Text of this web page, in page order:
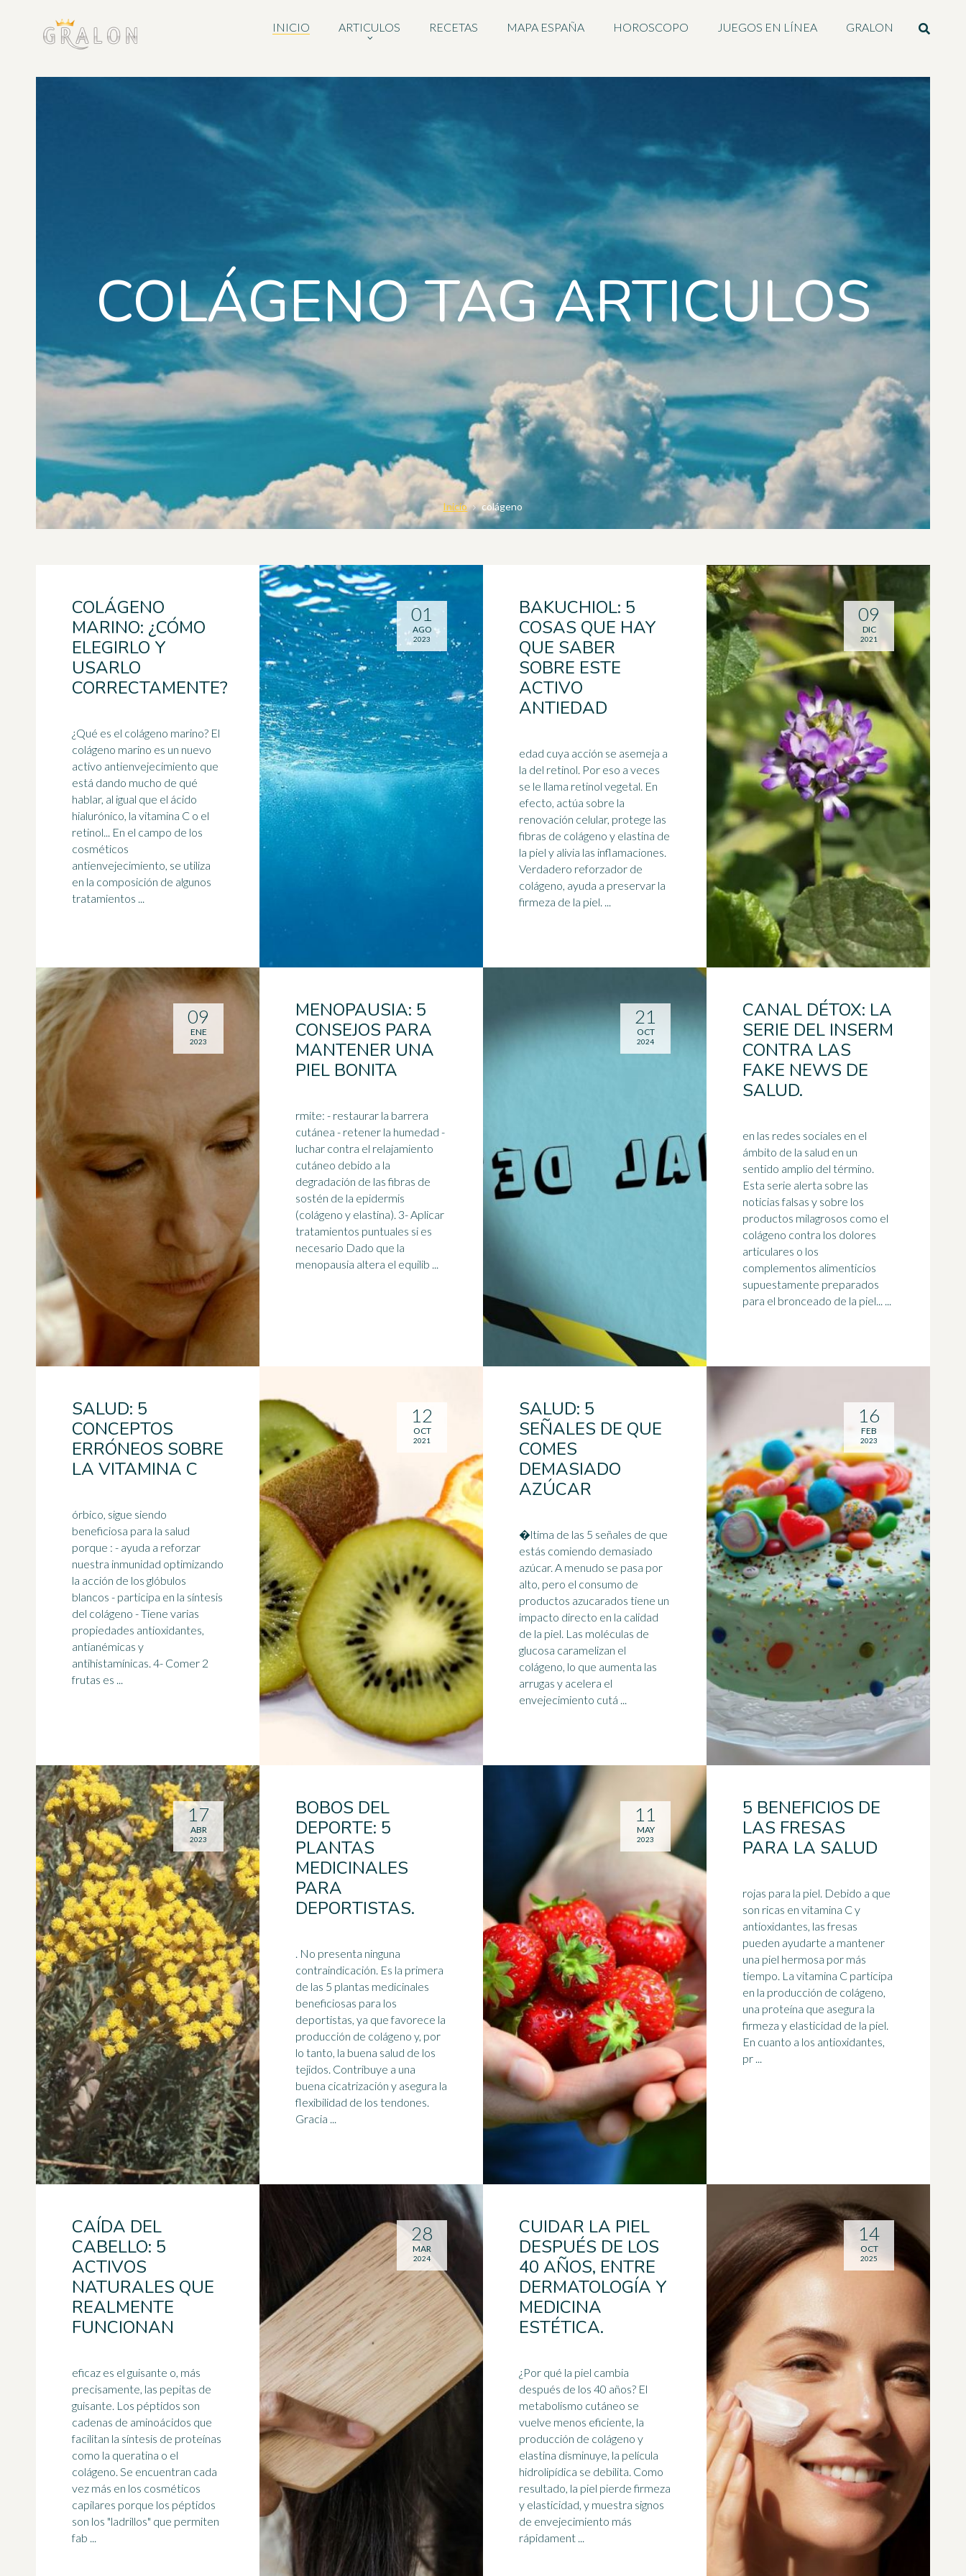
INICIO ARTICULOS RECETAS MAPA ESPAÑA HOROSCOPO JUEGOS EN LÍNEA GRALON
COLÁGENO TAG ARTICULOS
Inicio colágeno
COLÁGENO
MARINO: ¿CÓMO
ELEGIRLO Y
USARLO
CORRECTAMENTE?
¿Qué es el colágeno marino? El
colágeno marino es un nuevo
activo antienvejecimiento que
está dando mucho de qué
hablar, al igual que el ácido
hialurónico, la vitamina C o el
retinol... En el campo de los
cosméticos
antienvejecimiento, se utiliza
en la composición de algunos
tratamientos ...
01
AGO
2023
BAKUCHIOL: 5
COSAS QUE HAY
QUE SABER
SOBRE ESTE
ACTIVO
ANTIEDAD
edad cuya acción se asemeja a
la del retinol. Por eso a veces
se le llama retinol vegetal. En
efecto, actúa sobre la
renovación celular, protege las
fibras de colágeno y elastina de
la piel y alivia las inflamaciones.
Verdadero reforzador de
colágeno, ayuda a preservar la
firmeza de la piel. ...
09
DIC
2021
MENOPAUSIA: 5
CONSEJOS PARA
MANTENER UNA
PIEL BONITA
rmite: - restaurar la barrera
cutánea - retener la humedad -
luchar contra el relajamiento
cutáneo debido a la
degradación de las fibras de
sostén de la epidermis
(colágeno y elastina). 3- Aplicar
tratamientos puntuales si es
necesario Dado que la
menopausia altera el equilib ...
09
ENE
2023
CANAL DÉTOX: LA
SERIE DEL INSERM
CONTRA LAS
FAKE NEWS DE
SALUD.
en las redes sociales en el
ámbito de la salud en un
sentido amplio del término.
Esta serie alerta sobre las
noticias falsas y sobre los
productos milagrosos como el
colágeno contra los dolores
articulares o los
complementos alimenticios
supuestamente preparados
para el bronceado de la piel... ...
21
OCT
2024
SALUD: 5
CONCEPTOS
ERRÓNEOS SOBRE
LA VITAMINA C
órbico, sigue siendo
beneficiosa para la salud
porque : - ayuda a reforzar
nuestra inmunidad optimizando
la acción de los glóbulos
blancos - participa en la síntesis
del colágeno
propiedades antioxidantes,
antianémicas y
antihistamínicas. 4- Comer 2
frutas es ...
12
OCT
2021
SALUD: 5
SEÑALES DE QUE
COMES
DEMASIADO
AZÚCAR
�ltima de las 5 señales de que
estás comiendo demasiado
azúcar. A menudo se pasa por
alto, pero el consumo de
productos azucarados tiene un
impacto directo en la calidad
de la piel. Las moléculas de
glucosa caramelizan el
colágeno, lo que aumenta las
arrugas y acelera el
envejecimiento cutá ...
16
FEB
2023
BOBOS DEL
DEPORTE: 5
PLANTAS
MEDICINALES
PARA
DEPORTISTAS.
. No presenta ninguna
contraindicación. Es la primera
de las 5 plantas medicinales
beneficiosas para los
deportistas, ya que favorece la
producción de colágeno y, por
lo tanto, la buena salud de los
tejidos. Contribuye a una
buena cicatrización y asegura la
flexibilidad de los tendones.
Gracia ...
17
ABR
2023
5 BENEFICIOS DE
LAS FRESAS
PARA LA SALUD
rojas para la piel. Debido a que
son ricas en vitamina C y
antioxidantes, las fresas
pueden ayudarte a mantener
una piel hermosa por más
tiempo. La vitamina C participa
en la producción de colágeno,
una proteína que asegura la
firmeza y elasticidad de la piel.
En cuanto a los antioxidantes,
pr ...
11
MAY
2023
CAÍDA DEL
CABELLO: 5
ACTIVOS
NATURALES QUE
REALMENTE
FUNCIONAN
eficaz es el guisante o, más
precisamente, las pepitas de
guisante. Los péptidos son
cadenas de aminoácidos que
facilitan la síntesis de proteínas
como la queratina o el
colágeno. Se encuentran cada
vez más en los cosméticos
capilares porque los péptidos
son los "ladrillos" que permiten
fab ...
28
MAR
2024
CUIDAR LA PIEL
DESPUÉS DE LOS
40 AÑOS, ENTRE
DERMATOLOGÍA Y
MEDICINA
ESTÉTICA.
¿Por qué la piel cambia
después de los 40 años? El
metabolismo cutáneo se
vuelve menos eficiente, la
producción de colágeno y
elastina disminuye, la película
hidrolipídica se debilita. Como
resultado, la piel pierde firmeza
y elasticidad, y muestra signos
de envejecimiento más
rápidament ...
14
OCT
2025